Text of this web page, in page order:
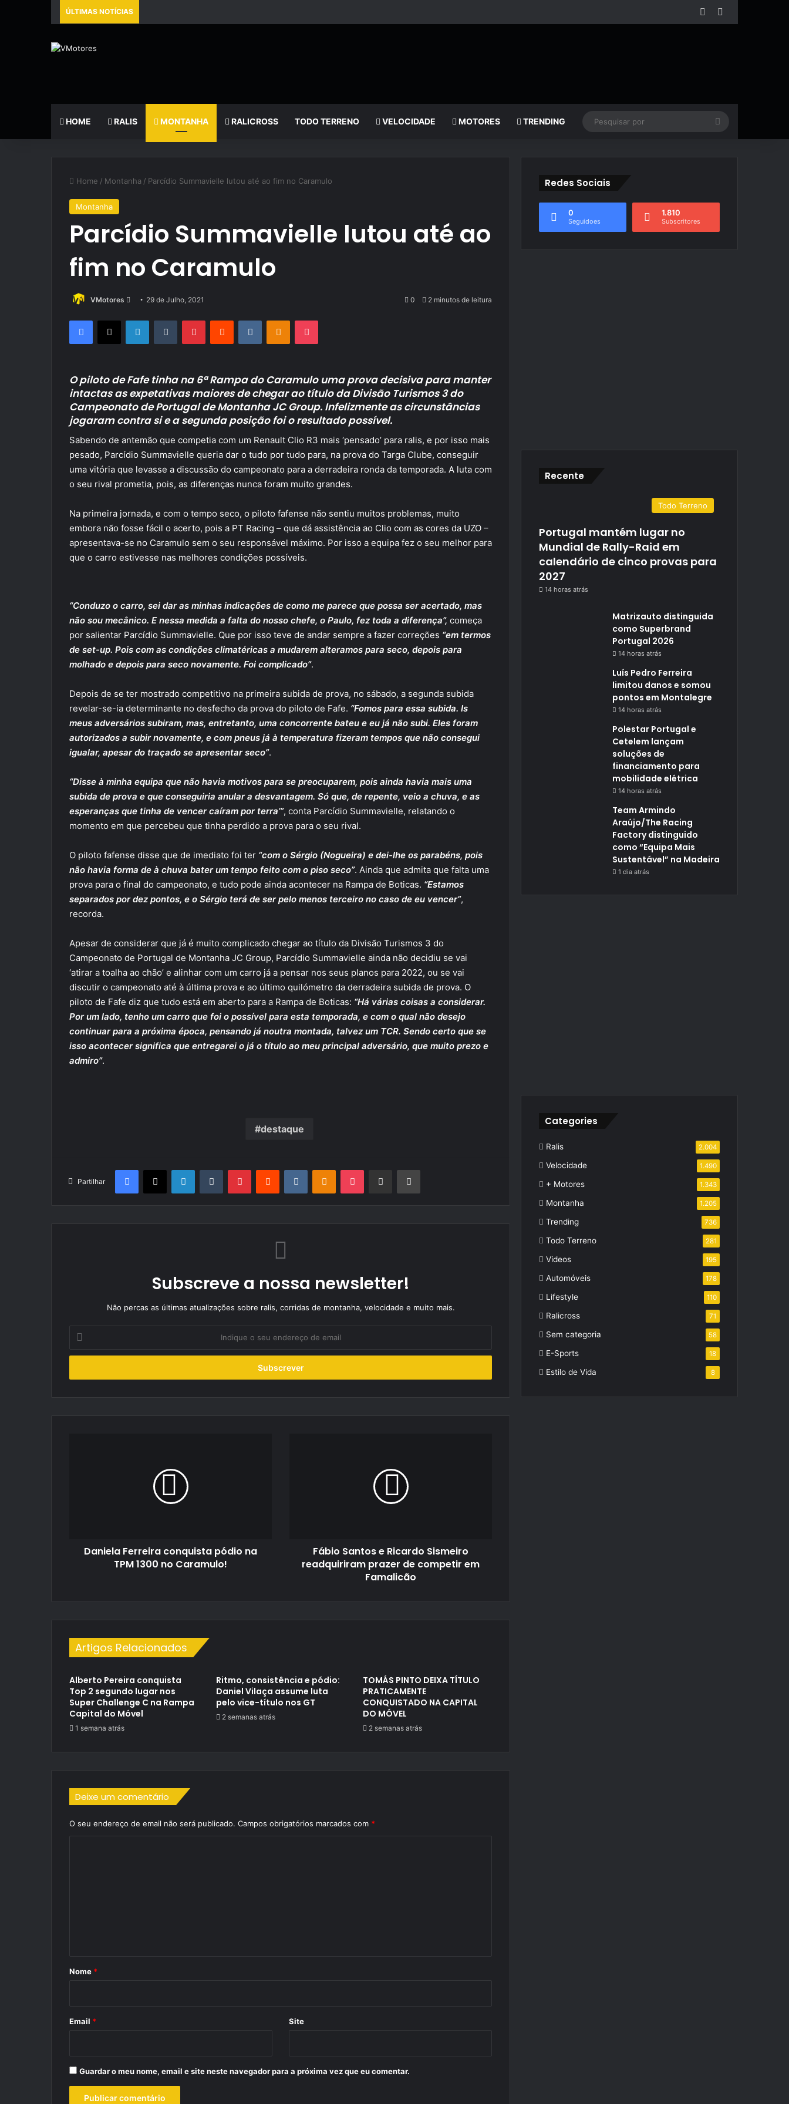
ÚLTIMAS NOTÍCIAS Facebook
HOME RALIS MONTANHA RALICROSS TODO TERRENO VELOCIDADE MOTORES TRENDING
Pesquisar
Home / Montanha / Parcídio Summavielle lutou até ao fim no Caramulo
Montanha
Parcídio Summavielle lutou até ao
fim no Caramulo
VMotores
Send
email
29 de Julho, 2021 0 2 minutos de leitura
Facebook
X LinkedInTumblr PinterestReddit VKontakteOdnoklassniki
Pocket
O piloto de Fafe tinha na 6ª Rampa do Caramulo uma prova decisiva para manter
intactas as expetativas maiores de chegar ao título da Divisão Turismos 3 do
Campeonato de Portugal de Montanha JC Group. Infelizmente as circunstâncias
jogaram contra si e a segunda posição foi o resultado possível.
Sabendo de antemão que competia com um Renault Clio R3 mais ‘pensado’ para ralis, e por isso mais
pesado, Parcídio Summavielle queria dar o tudo por tudo para, na prova do Targa Clube, conseguir
uma vitória que levasse a discussão do campeonato para a derradeira ronda da temporada. A luta com
o seu rival prometia, pois, as diferenças nunca foram muito grandes.
Na primeira jornada, e com o tempo seco, o piloto fafense não sentiu muitos problemas, muito
embora não fosse fácil o acerto, pois a PT Racing – que dá assistência ao Clio com as cores da UZO –
apresentava-se no Caramulo sem o seu responsável máximo. Por isso a equipa fez o seu melhor para
que o carro estivesse nas melhores condições possíveis.
“Conduzo o carro, sei dar as minhas indicações de como me parece que possa ser acertado, mas
não sou mecânico. E nessa medida a falta do nosso chefe, o Paulo, fez toda a diferença”, começa
por salientar Parcídio Summavielle. Que por isso teve de andar sempre a fazer correções “em termos
de set-up. Pois com as condições climatéricas a mudarem alteramos para seco, depois para
molhado e depois para seco novamente. Foi complicado”.
Depois de se ter mostrado competitivo na primeira subida de prova, no sábado, a segunda subida
revelar-se-ia determinante no desfecho da prova do piloto de Fafe. “Fomos para essa subida. Is
meus adversários subiram, mas, entretanto, uma concorrente bateu e eu já não subi. Eles foram
autorizados a subir novamente, e com pneus já à temperatura fizeram tempos que não consegui
igualar, apesar do traçado se apresentar seco”.
“Disse à minha equipa que não havia motivos para se preocuparem, pois ainda havia mais uma
subida de prova e que conseguiria anular a desvantagem. Só que, de repente, veio a chuva, e as
esperanças que tinha de vencer caíram por terra’”, conta Parcídio Summavielle, relatando o
momento em que percebeu que tinha perdido a prova para o seu rival.
O piloto fafense disse que de imediato foi ter “com o Sérgio (Nogueira) e dei-lhe os parabéns, pois
não havia forma de à chuva bater um tempo feito com o piso seco”. Ainda que admita que falta uma
prova para o final do campeonato, e tudo pode ainda acontecer na Rampa de Boticas. “Estamos
separados por dez pontos, e o Sérgio terá de ser pelo menos terceiro no caso de eu vencer”,
recorda.
Apesar de considerar que já é muito complicado chegar ao título da Divisão Turismos 3 do
Campeonato de Portugal de Montanha JC Group, Parcídio Summavielle ainda não decidiu se vai
‘atirar a toalha ao chão’ e alinhar com um carro já a pensar nos seus planos para 2022, ou se vai
discutir o campeonato até à última prova e ao último quilómetro da derradeira subida de prova. O
piloto de Fafe diz que tudo está em aberto para a Rampa de Boticas: “Há várias coisas a considerar.
Por um lado, tenho um carro que foi o possível para esta temporada, e com o qual não desejo
continuar para a próxima época, pensando já noutra montada, talvez um TCR. Sendo certo que se
isso acontecer significa que entregarei o já o título ao meu principal adversário, que muito prezo e
admiro”.
destaque
Partilhar
Facebook
X LinkedInTumblr PinterestReddit VKontakteOdnoklassniki
Pocket Partilhar Via Email Imprimir
Subscreve a nossa newsletter!
Não percas as últimas atualizações sobre ralis, corridas de montanha, velocidade e muito mais.
seu
de
Daniela Ferreira conquista pódio na
TPM 1300 no Caramulo!
Famalicão
Fábio Santos e Ricardo Sismeiro
readquiriram prazer de competir em
Famalicão
Artigos Relacionados
Alberto Pereira conquista
Top 2 segundo lugar nos
Super Challenge C na Rampa
Capital do Móvel
1 semana atrás
Ritmo, consistência e pódio:
Daniel Vilaça assume luta
pelo vice-título nos GT
2 semanas atrás
TOMÁS PINTO DEIXA TÍTULO
PRATICAMENTE
CONQUISTADO NA CAPITAL
DO MÓVEL
2 semanas atrás
Deixe um comentário
O seu endereço de email não será publicado. Campos obrigatórios marcados com *
r
*
Nome *
Email * Site
Guardar o meu nome, email e site neste navegador para a próxima vez que eu comentar.
Redes Sociais
0
Seguidoes
1.810
Subscritores
Recente
Todo Terreno
Portugal mantém lugar no
Mundial de Rally-Raid em
calendário de cinco provas para
2027
14 horas atrás
Matrizauto distinguida
como Superbrand
Portugal 2026
14 horas atrás
Luís Pedro Ferreira
limitou danos e somou
pontos em Montalegre
14 horas atrás
Polestar Portugal e
Cetelem lançam
soluções de
financiamento para
mobilidade elétrica
14 horas atrás
Team Armindo
Araújo/The Racing
Factory distinguido
como “Equipa Mais
Sustentável” na Madeira
1 dia atrás
Categories
Ralis 2.004
Velocidade 1.490
+ Motores 1.343
Montanha 1.205
Trending 736
Todo Terreno 281
Videos 195
Automóveis 178
Lifestyle 110
Ralicross 71
Sem categoria 58
E-Sports 18
Estilo de Vida 8